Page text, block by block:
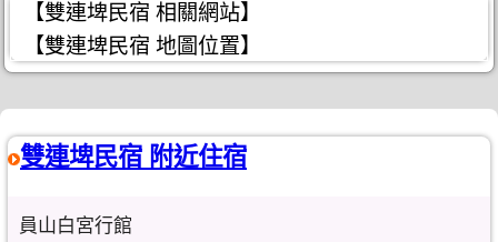
【雙連埤民宿 相關網站】
【雙連埤民宿 地圖位置】
雙連埤民宿 附近住宿
員山白宮行館